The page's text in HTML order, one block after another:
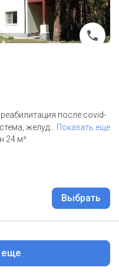
после covid-
желуд… Показать еще
24 м²
Выбрать
еще